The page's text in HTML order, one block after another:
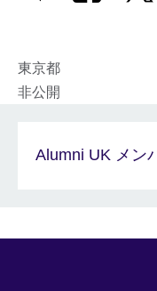
東京都
非公開
Alumni UK メン